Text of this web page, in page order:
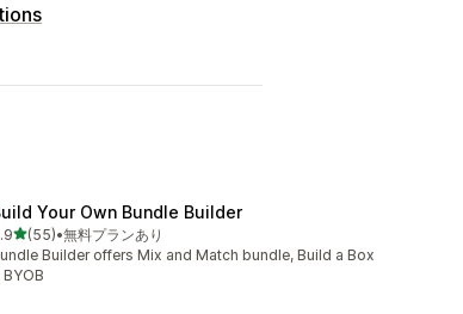
Your Own Bundle Builder
5つ星中
(55)
計レビュー数：55件
•無料プランあり
Builder offers Mix and Match bundle, Build a Box
BYOB